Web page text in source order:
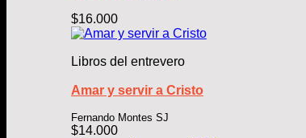
$16.000
Libros del entrevero
Amar y servir a Cristo
Fernando Montes SJ
$14.000